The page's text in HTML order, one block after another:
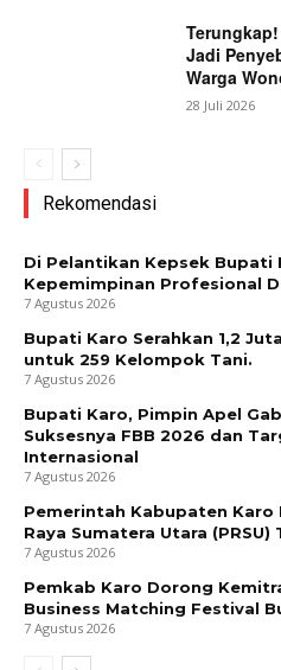
News
Jadi
Warga
28 Juli 2026
Rekomendasi
Di Pelantikan Kepsek Bupati
Kepemimpinan Profesional
7 Agustus 2026
Bupati Karo Serahkan 1,2
untuk 259 Kelompok Tani.
7 Agustus 2026
Bupati Karo, Pimpin Apel
Suksesnya FBB 2026 dan
Internasional
7 Agustus 2026
Pemerintah Kabupaten Karo
Raya Sumatera Utara
7 Agustus 2026
Pemkab Karo Dorong
Business Matching Festival
7 Agustus 2026